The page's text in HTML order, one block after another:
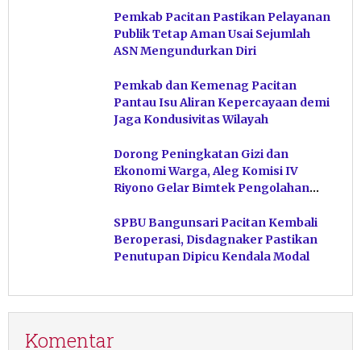
Pemkab Pacitan Pastikan Pelayanan
Publik Tetap Aman Usai Sejumlah
ASN Mengundurkan Diri
Pemkab dan Kemenag Pacitan
Pantau Isu Aliran Kepercayaan demi
Jaga Kondusivitas Wilayah
Dorong Peningkatan Gizi dan
Ekonomi Warga, Aleg Komisi IV
Riyono Gelar Bimtek Pengolahan
SPBU Bangunsari Pacitan Kembali
Beroperasi, Disdagnaker Pastikan
Penutupan Dipicu Kendala Modal
Komentar